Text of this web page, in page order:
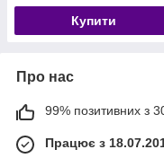
Купити
Про нас
99% позитивних з
Працює з